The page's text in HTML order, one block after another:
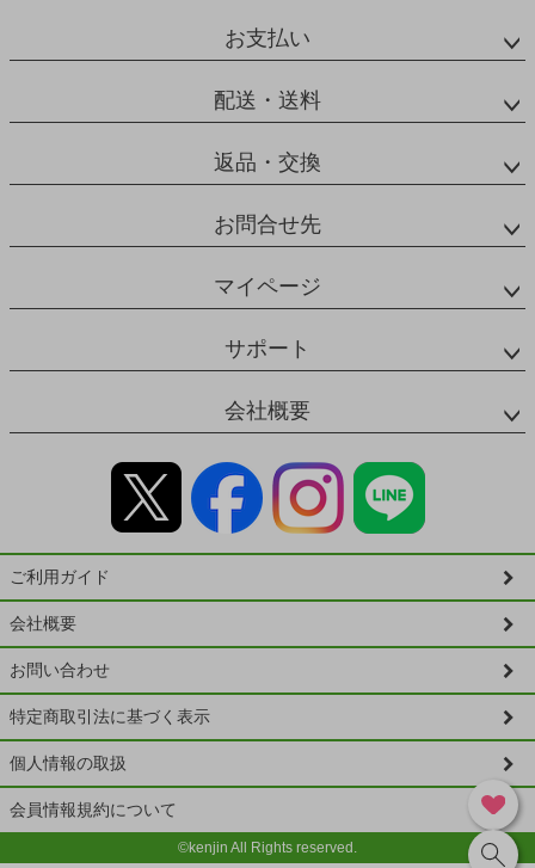
お支払い
配送・送料
返品・交換
お問合せ先
マイページ
サポート
会社概要
ご利用ガイド
会社概要
お問い合わせ
特定商取引法に基づく表示
個人情報の取扱
会員情報規約について
©kenjin All Rights reserved.